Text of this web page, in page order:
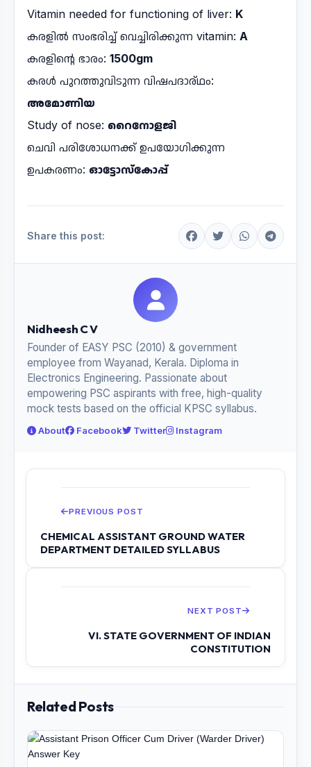
Vitamin needed for functioning of liver: K
കരളിൽ സംഭരിച്ച് വെച്ചിരിക്കുന്ന vitamin: A
കരളിന്റെ ഭാരം: 1500gm
കരൾ പുറത്തുവിടുന്ന വിഷപദാര്ഥം:
അമോണിയ
Study of nose: റൈനോളജി
ചെവി പരിശോധനക്ക് ഉപയോഗിക്കുന്ന
ഉപകരണം: ഓട്ടോസ്‌കോപ്പ്
Share this post:
Nidheesh C V
Founder of EASY PSC (2010) & government
employee from Wayanad, Kerala. Diploma in
Electronics Engineering. Passionate about
empowering PSC aspirants with free, high-quality
mock tests based on the official KPSC syllabus.
About Facebook Twitter Instagram
PREVIOUS POST
CHEMICAL ASSISTANT GROUND WATER
DEPARTMENT DETAILED SYLLABUS
NEXT POST
VI. STATE GOVERNMENT OF INDIAN
CONSTITUTION
Related Posts